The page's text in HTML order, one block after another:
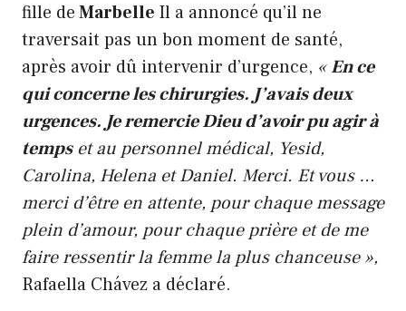
fille deMarbelle Il a annoncé qu’il ne
traversait pas un bon moment de santé,
après avoir dû intervenir d’urgence, «En ce
qui concerne les chirurgies. J’avais deux
urgences. Je remercie Dieu d’avoir pu agir à
tempset au personnel médical, Yesid,
Carolina, Helena et Daniel. Merci. Et vous …
merci d’être en attente, pour chaque message
plein d’amour, pour chaque prière et de me
faire ressentir la femme la plus chanceuse »,
Rafaella Chávez a déclaré.